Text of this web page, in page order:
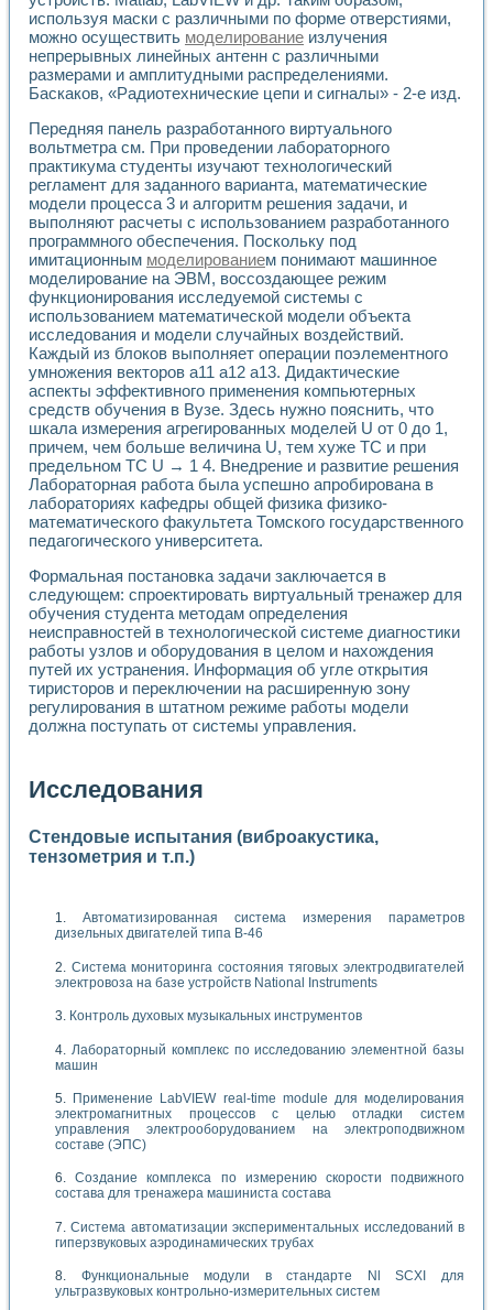
используя маски с различными по форме отверстиями,
можно осуществить моделирование излучения
непрерывных линейных антенн с различными
размерами и амплитудными распределениями.
Баскаков, «Радиотехнические цепи и сигналы» - 2-е изд.
Передняя панель разработанного виртуального
вольтметра см. При проведении лабораторного
практикума студенты изучают технологический
регламент для заданного варианта, математические
модели процесса 3 и алгоритм решения задачи, и
выполняют расчеты с использованием разработанного
программного обеспечения. Поскольку под
имитационным моделированием понимают машинное
моделирование на ЭВМ, воссоздающее режим
функционирования исследуемой системы с
использованием математической модели объекта
исследования и модели случайных воздействий.
Каждый из блоков выполняет операции поэлементного
умножения векторов а11 а12 a13. Дидактические
аспекты эффективного применения компьютерных
средств обучения в Вузе. Здесь нужно пояснить, что
шкала измерения агрегированных моделей U от 0 до 1,
причем, чем больше величина U, тем хуже ТС и при
предельном ТС U → 1 4. Внедрение и развитие решения
Лабораторная работа была успешно апробирована в
лабораториях кафедры общей физика физико-
математического факультета Томского государственного
педагогического университета.
Формальная постановка задачи заключается в
следующем: спроектировать виртуальный тренажер для
обучения студента методам определения
неисправностей в технологической системе диагностики
работы узлов и оборудования в целом и нахождения
путей их устранения. Информация об угле открытия
тиристоров и переключении на расширенную зону
регулирования в штатном режиме работы модели
должна поступать от системы управления.
Исследования
Стендовые испытания (виброакустика,
тензометрия и т.п.)
Автоматизированная система измерения параметров
дизельных двигателей типа В-46
Система мониторинга состояния тяговых электродвигателей
электровоза на базе устройств National Instruments
Контроль духовых музыкальных инструментов
Лабораторный комплекс по исследованию элементной базы
машин
Применение LabVIEW real-time module для моделирования
электромагнитных процессов с целью отладки систем
управления электрооборудованием на электроподвижном
составе (ЭПС)
Создание комплекса по измерению скорости подвижного
состава для тренажера машиниста состава
Система автоматизации экспериментальных исследований в
гиперзвуковых аэродинамических трубах
Функциональные модули в стандарте Nl SCXI для
ультразвуковых контрольно-измерительных систем